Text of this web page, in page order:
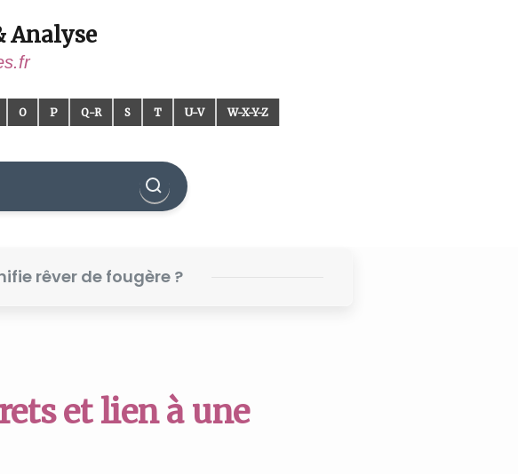
Analyse
O P Q-R S T U-V W-X-Y-Z
rêver de fougère ?
et lien à une